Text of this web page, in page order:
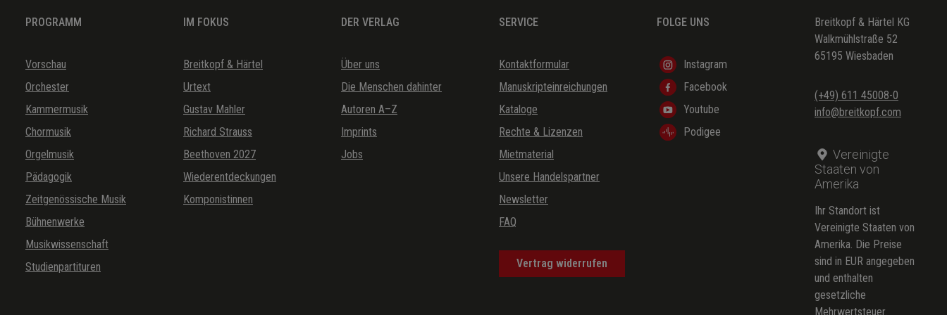
PROGRAMM
Vorschau
Orchester
Kammermusik
Chormusik
Orgelmusik
Pädagogik
Zeitgenössische Musik
Bühnenwerke
Musikwissenschaft
Studienpartituren
IM FOKUS
Breitkopf & Härtel
Urtext
Gustav Mahler
Richard Strauss
Beethoven 2027
Wiederentdeckungen
Komponistinnen
DER VERLAG
Über uns
Die Menschen dahinter
Autoren A–Z
Imprints
Jobs
SERVICE
Kontaktformular
Manuskripteinreichungen
Kataloge
Rechte & Lizenzen
Mietmaterial
Unsere Handelspartner
Newsletter
FAQ
Vertrag widerrufen
FOLGE UNS
Instagram
Facebook
Youtube
Podigee
Breitkopf & Härtel KG
Walkmühlstraße 52
65195 Wiesbaden
(+49) 611 45008-0
info@breitkopf.com
Vereinigte
Staaten von
Amerika
Ihr Standort ist
Vereinigte Staaten von
Amerika. Die Preise
sind in EUR angegeben
und enthalten
gesetzliche
Mehrwertsteuer.